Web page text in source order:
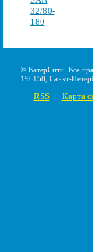
© ВатерСити. Все
196158, Санкт-
RSS Карта